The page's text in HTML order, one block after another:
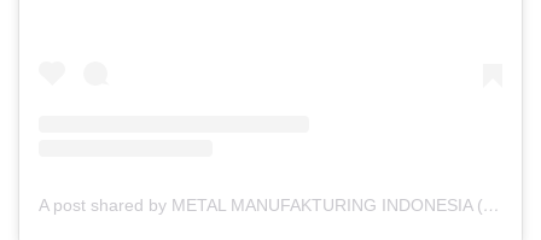
A post shared by METAL MANUFAKTURING INDONESIA (@metalmanufakturing)